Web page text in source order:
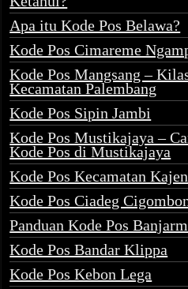
Apa itu Kode Pos Belawa?
Kode Pos Cimareme
Kode Pos Mangsang –
Kecamatan Palembang
Kode Pos Sipin Jambi
Kode Pos Mustikajaya –
Kode Pos di Mustikajaya
Kode Pos Kecamatan
Kode Pos Ciadeg
Panduan Kode Pos
Kode Pos Bandar Klippa
Kode Pos Kebon Lega